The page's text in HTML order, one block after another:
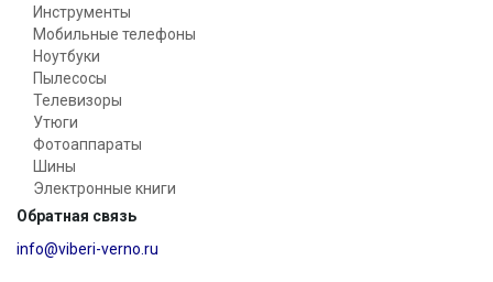
Инструменты
Мобильные телефоны
Ноутбуки
Пылесосы
Телевизоры
Утюги
Фотоаппараты
Шины
Электронные книги
Обратная связь
info@viberi-verno.ru